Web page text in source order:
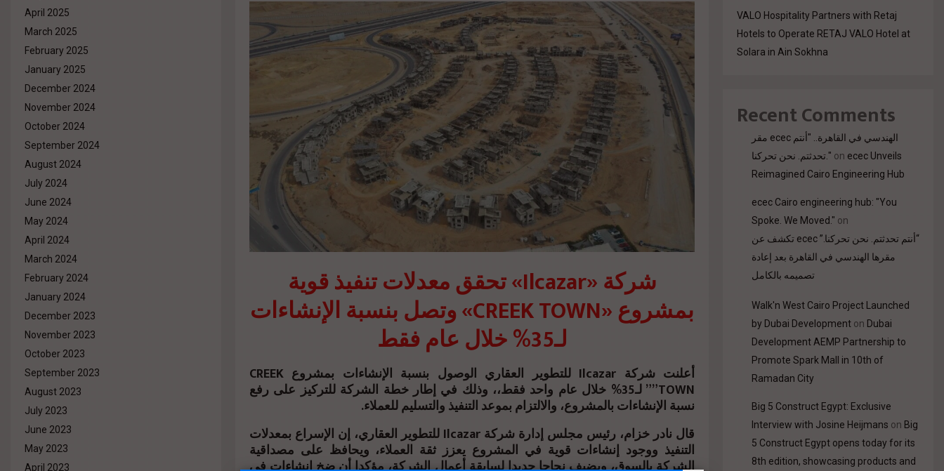
شركة «Ilcazar» تحقق معدلات تنفيذ قوية
بمشروع «CREEK TOWN» وتصل بنسبة الإنشاءات
لـ35% خلال عام فقط
أعلنت شركة Ilcazar للتطوير العقاري الوصول بنسبة الإنشاءات بمشروع CREEK
TOWN”” لـ35% خلال عام واحد فقط،، وذلك في إطار خطة الشركة للتركيز على رفع
نسبة الإنشاءات بالمشروع، والالتزام بموعد التنفيذ والتسليم للعملاء.
قال نادر خزام، رئيس مجلس إدارة شركة Ilcazar للتطوير العقاري، إن الإسراع بمعدلات
التنفيذ ووجود إنشاءات قوية في المشروع يعزز ثقة العملاء، ويحافظ على مصداقية
الشركة بالسوق، ويضيف نجاحا جديدا لسابقة أعمال الشركة، مؤكدا أن ضخ إنشاءات في
April 2025
March 2025
February 2025
January 2025
December 2024
November 2024
October 2024
September 2024
August 2024
July 2024
June 2024
May 2024
April 2024
March 2024
February 2024
January 2024
December 2023
November 2023
October 2023
September 2023
August 2023
July 2023
June 2023
May 2023
April 2023
VALO Hospitality Partners with Retaj
Hotels to Operate RETAJ VALO Hotel at
Solara in Ain Sokhna
Recent Comments
مقر ecec الهندسي في القاهرة.. "أنتم
تحدثتم. نحن تحركنا." on ecec Unveils
Reimagined Cairo Engineering Hub
ecec Cairo engineering hub: "You
Spoke. We Moved." on
“أنتم تحدثتم. نحن تحركنا.” ecec تكشف عن
مقرها الهندسي في القاهرة بعد إعادة
تصميمه بالكامل
Walk'n West Cairo Project Launched
by Dubai Development on Dubai
Development AEMP Partnership to
Promote Spark Mall in 10th of
Ramadan City
Big 5 Construct Egypt: Exclusive
Interview with Josine Heijmans on Big
5 Construct Egypt opens today for its
8th edition, showcasing products and